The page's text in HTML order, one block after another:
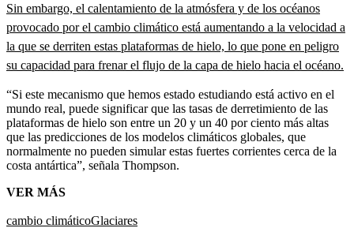
Sin embargo, el calentamiento de la atmósfera y de los océanos
provocado por el cambio climático está aumentando a la velocidad a
la que se derriten estas plataformas de hielo, lo que pone en peligro
su capacidad para frenar el flujo de la capa de hielo hacia el océano.
“Si este mecanismo que hemos estado estudiando está activo en el
mundo real, puede significar que las tasas de derretimiento de las
plataformas de hielo son entre un 20 y un 40 por ciento más altas
que las predicciones de los modelos climáticos globales, que
normalmente no pueden simular estas fuertes corrientes cerca de la
costa antártica”, señala Thompson.
VER MÁS
cambio climáticoGlaciares